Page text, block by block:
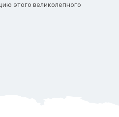
этого великолепного